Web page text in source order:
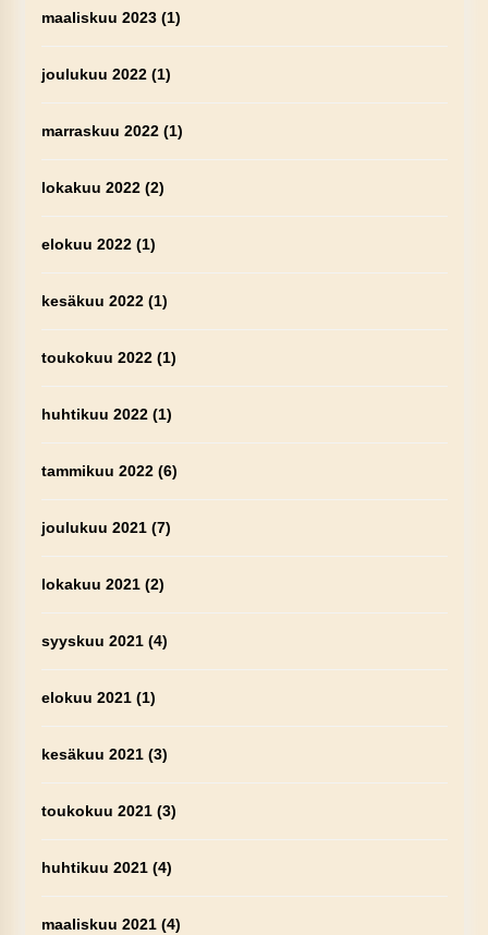
maaliskuu 2023(1)
joulukuu 2022(1)
marraskuu 2022(1)
lokakuu 2022(2)
elokuu 2022(1)
kesäkuu 2022(1)
toukokuu 2022(1)
huhtikuu 2022(1)
tammikuu 2022(6)
joulukuu 2021(7)
lokakuu 2021(2)
syyskuu 2021(4)
elokuu 2021(1)
kesäkuu 2021(3)
toukokuu 2021(3)
huhtikuu 2021(4)
maaliskuu 2021(4)